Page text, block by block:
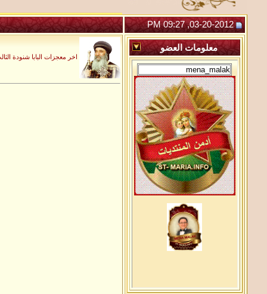
03-20-2012, 09:27 PM
معلوماتالعضو
اخر معجزات البابا شنودة